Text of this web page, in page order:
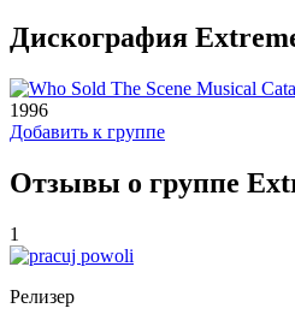
Дискография
1996
Добавить к группе
Отзывы о группе
1
Релизер